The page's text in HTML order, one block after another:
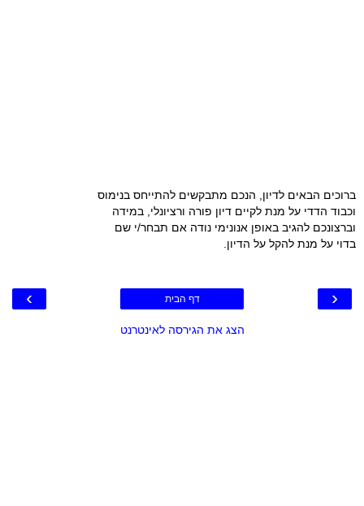
ברוכים הבאים לדיון, הנכם מתבקשים להתייחס בנימוס
וכבוד הדדי על מנת לקיים דיון פורה ורציונלי, במידה
וברצונכם להגיב באופן אנונימי נודה אם תבחר/י שם
בדוי על מנת להקל על הדיון.
‹
› דף הבית
הצג את הגירסה לאינטרנט